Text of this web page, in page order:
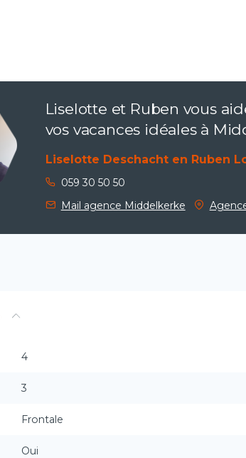
Liselotte et Ruben vous
vos vacances idéales à
Liselotte Deschacht en Ruben
059 30 50 50
Mail agence Middelkerke
4
3
Frontale
Oui